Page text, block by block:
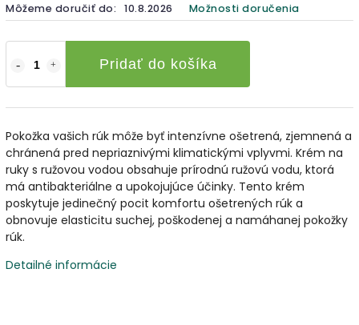
Môžeme doručiť do: 10.8.2026 Možnosti doručenia
Pridať do košíka
Pokožka vašich rúk môže byť intenzívne ošetrená, zjemnená a
chránená pred nepriaznivými klimatickými vplyvmi. Krém na
ruky s ružovou vodou obsahuje prírodnú ružovú vodu, ktorá
má antibakteriálne a upokojujúce účinky. Tento krém
poskytuje jedinečný pocit komfortu ošetrených rúk a
obnovuje elasticitu suchej, poškodenej a namáhanej pokožky
rúk.
Detailné informácie